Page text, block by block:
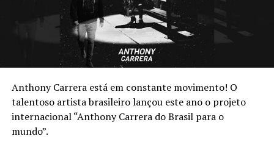
Anthony Carrera está em constante movimento! O
talentoso artista brasileiro lançou este ano o projeto
internacional “Anthony Carrera do Brasil para o
mundo”.